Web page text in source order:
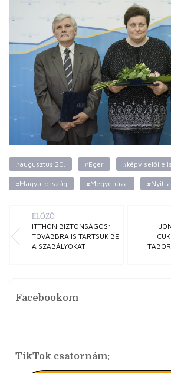
#augusztus 20. #Eger #képviselői
#Magyarország #Megyeháza
ELŐZŐ
ITTHON BIZTONSÁGOS:
TOVÁBBRA IS TARTSUK BE
A SZABÁLYOKAT!
Facebookom
TikTok csatornám: